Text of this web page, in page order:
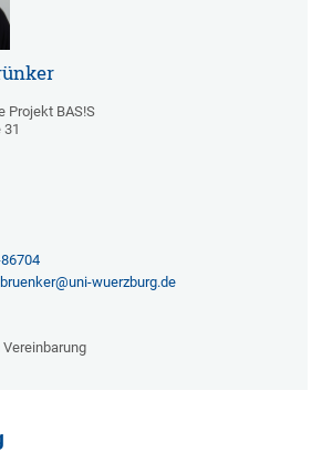
Projekt BAS!S
wuerzburg.de
Vereinbarung